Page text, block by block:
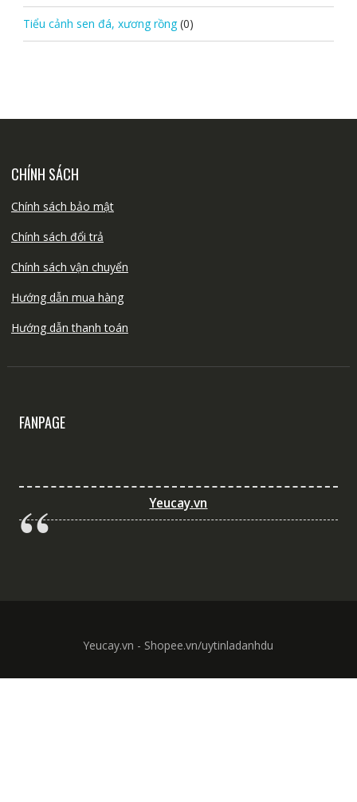
Tiểu cảnh sen đá, xương rồng (0)
CHÍNH SÁCH
Chính sách bảo mật
Chính sách đổi trả
Chính sách vận chuyển
Hướng dẫn mua hàng
Hướng dẫn thanh toán
FANPAGE
Yeucay.vn
Yeucay.vn - Shopee.vn/uytinladanhdu